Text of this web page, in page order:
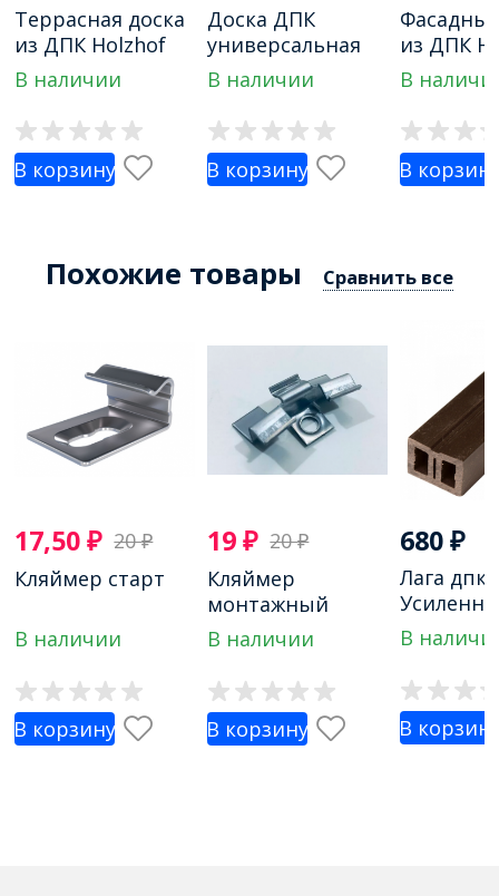
Террасная доска
из ДПК Holzhof
венге
В наличии
В корзину
Доска ДПК
универсальная
3D с тиснением
NauticPrime
В наличии
В корзину
из ДПК
В
В
Похожие товары Сравнить все
17,50₽ 20₽
Кляймер старт
В наличии
В корзину
19₽ 20₽
Кляймер
монтажный
В наличии
В корзину
680₽
Лага дпк
В
В